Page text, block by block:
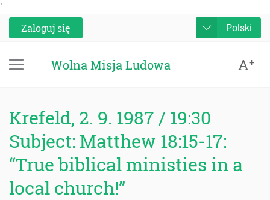
'
Zaloguj się
Polski
Wolna Misja Ludowa A+
Krefeld, 2. 9. 1987 / 19:30
Subject: Matthew 18:15-17:
“True biblical ministies in a
local church!”